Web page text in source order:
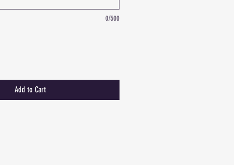
0/500
Add to Cart